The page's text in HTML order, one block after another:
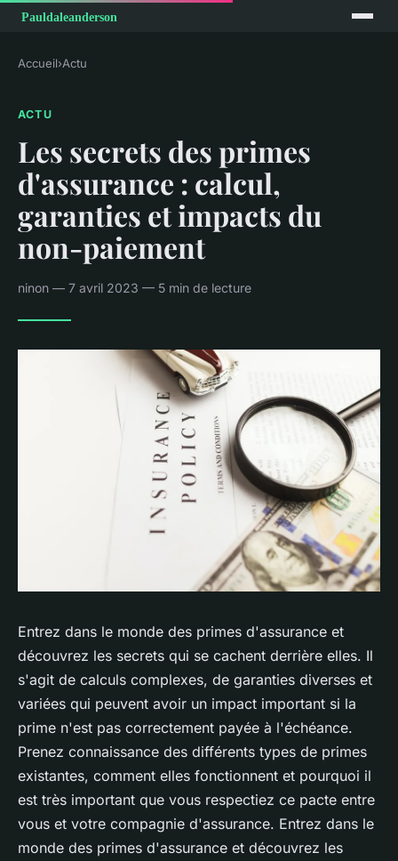
Accueil›Actu
ACTU
Les secrets des primes
d'assurance : calcul,
garanties et impacts du
non-paiement
ninon — 7 avril 2023 — 5 min de lecture
Entrez dans le monde des primes d'assurance et
découvrez les secrets qui se cachent derrière elles. Il
s'agit de calculs complexes, de garanties diverses et
variées qui peuvent avoir un impact important si la
prime n'est pas correctement payée à l'échéance.
Prenez connaissance des différents types de primes
existantes, comment elles fonctionnent et pourquoi il
est très important que vous respectiez ce pacte entre
vous et votre compagnie d'assurance. Entrez dans le
monde des primes d'assurance et découvrez les